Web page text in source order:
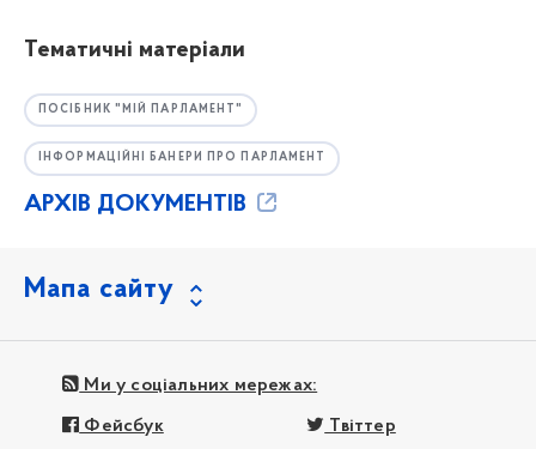
Тематичні матеріали
ПОСІБНИК "МІЙ ПАРЛАМЕНТ"
ІНФОРМАЦІЙНІ БАНЕРИ ПРО ПАРЛАМЕНТ
АРХІВ ДОКУМЕНТІВ
Мапа сайту
Ми у соціальних мережах:
Фейсбук Твіттер